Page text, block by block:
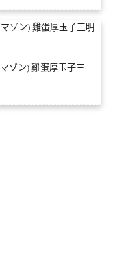
ゾン) 雞蛋厚玉子三